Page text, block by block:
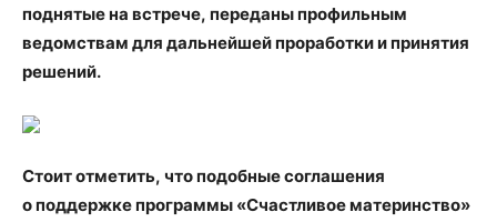
поднятые на встрече, переданы профильным
ведомствам для дальнейшей проработки и принятия
решений.
Стоит отметить, что подобные соглашения
о поддержке программы «Счастливое материнство»